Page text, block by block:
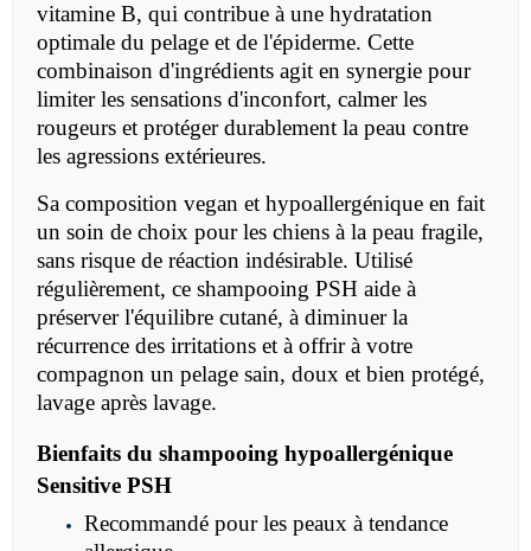
vitamine B, qui contribue à une hydratation
optimale du pelage et de l'épiderme. Cette
combinaison d'ingrédients agit en synergie pour
limiter les sensations d'inconfort, calmer les
rougeurs et protéger durablement la peau contre
les agressions extérieures.
Sa composition vegan et hypoallergénique en fait
un soin de choix pour les chiens à la peau fragile,
sans risque de réaction indésirable. Utilisé
régulièrement, ce shampooing PSH aide à
préserver l'équilibre cutané, à diminuer la
récurrence des irritations et à offrir à votre
compagnon un pelage sain, doux et bien protégé,
lavage après lavage.
Bienfaits du shampooing hypoallergénique
Sensitive PSH
Recommandé pour les peaux à tendance